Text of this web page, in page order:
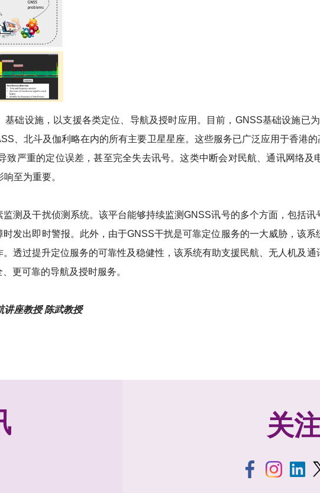
础设施，以支援各类定位、导航及授时应用。目前，GNSS基础设施已
、北斗及伽利略在内的所有主要卫星星座。这些服务已广泛应用于香港
严重的定位误差，甚至完全失去讯号。这类中断会对民航、通讯网络及
至为重要。
测及干扰侦测系统。该平台能够持续监测GNSS讯号的多个方面，包括讯
发出即时警报。此外，由于GNSS干扰是可靠定位服务的一大威胁，该
透过提升定位服务的可靠性及稳健性，该系统有助支援民航、无人机及
更可靠的导航及授时服务。
讲座教授 陈武教授
关